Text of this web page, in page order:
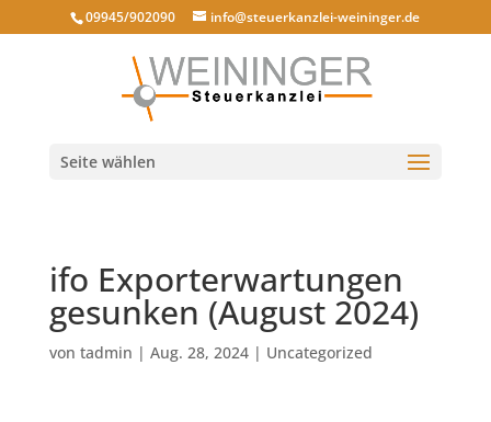
09945/902090 info@steuerkanzlei-weininger.de
Seite wählen
ifo Exporterwartungen
gesunken (August 2024)
von tadmin | Aug. 28, 2024| Uncategorized